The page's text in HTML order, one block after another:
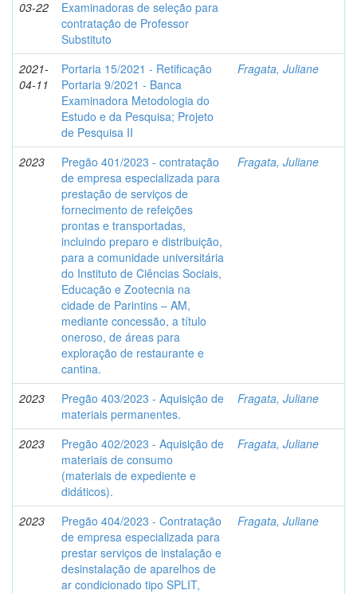
03-22
Examinadoras de seleção para
contratação de Professor
Substituto
2021-
04-11
Portaria 15/2021 - Retificação
Portaria 9/2021 - Banca
Examinadora Metodologia do
Estudo e da Pesquisa; Projeto
de Pesquisa II
Fragata, Juliane
2023
Pregão 401/2023 - contratação
de empresa especializada para
prestação de serviços de
fornecimento de refeições
prontas e transportadas,
incluindo preparo e distribuição,
para a comunidade universitária
do Instituto de Ciências Sociais,
Educação e Zootecnia na
cidade de Parintins – AM,
mediante concessão, a título
oneroso, de áreas para
exploração de restaurante e
cantina.
Fragata, Juliane
2023
Pregão 403/2023 - Aquisição de
materiais permanentes.
Fragata, Juliane
2023
Pregão 402/2023 - Aquisição de
materiais de consumo
(materiais de expediente e
didáticos).
Fragata, Juliane
2023
Pregão 404/2023 - Contratação
de empresa especializada para
prestar serviços de instalação e
desinstalação de aparelhos de
ar condicionado tipo SPLIT,
Fragata, Juliane